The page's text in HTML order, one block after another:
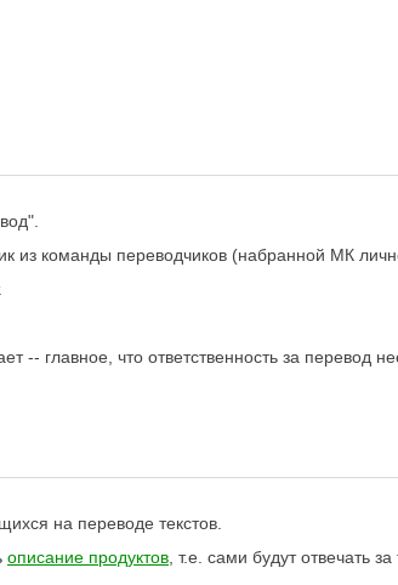
из команды переводчиков (набранной МК
-- главное, что ответственность за перевод
на переводе текстов.
описание продуктов , т.е. сами будут отвечать